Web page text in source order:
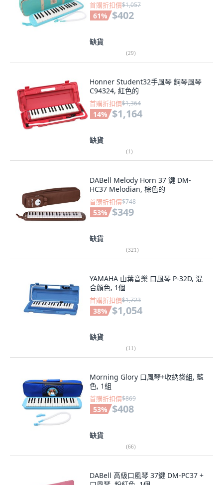
首購折扣價$1,057
61% $402
缺貨
(29)
Honner Student32手風琴 鋼琴風琴
C94324, 紅色的
首購折扣價$1,364
14% $1,164
缺貨
(1)
DABell Melody Horn 37 鍵 DM-
HC37 Melodian, 棕色的
首購折扣價$748
53% $349
缺貨
(321)
YAMAHA 山葉音樂 口風琴 P-32D, 混
合顏色, 1個
首購折扣價$1,723
38% $1,054
缺貨
(11)
Morning Glory 口風琴+收納袋組, 藍
色, 1組
首購折扣價$869
53% $408
缺貨
(66)
DABell 高級口風琴 37鍵 DM-PC37 +